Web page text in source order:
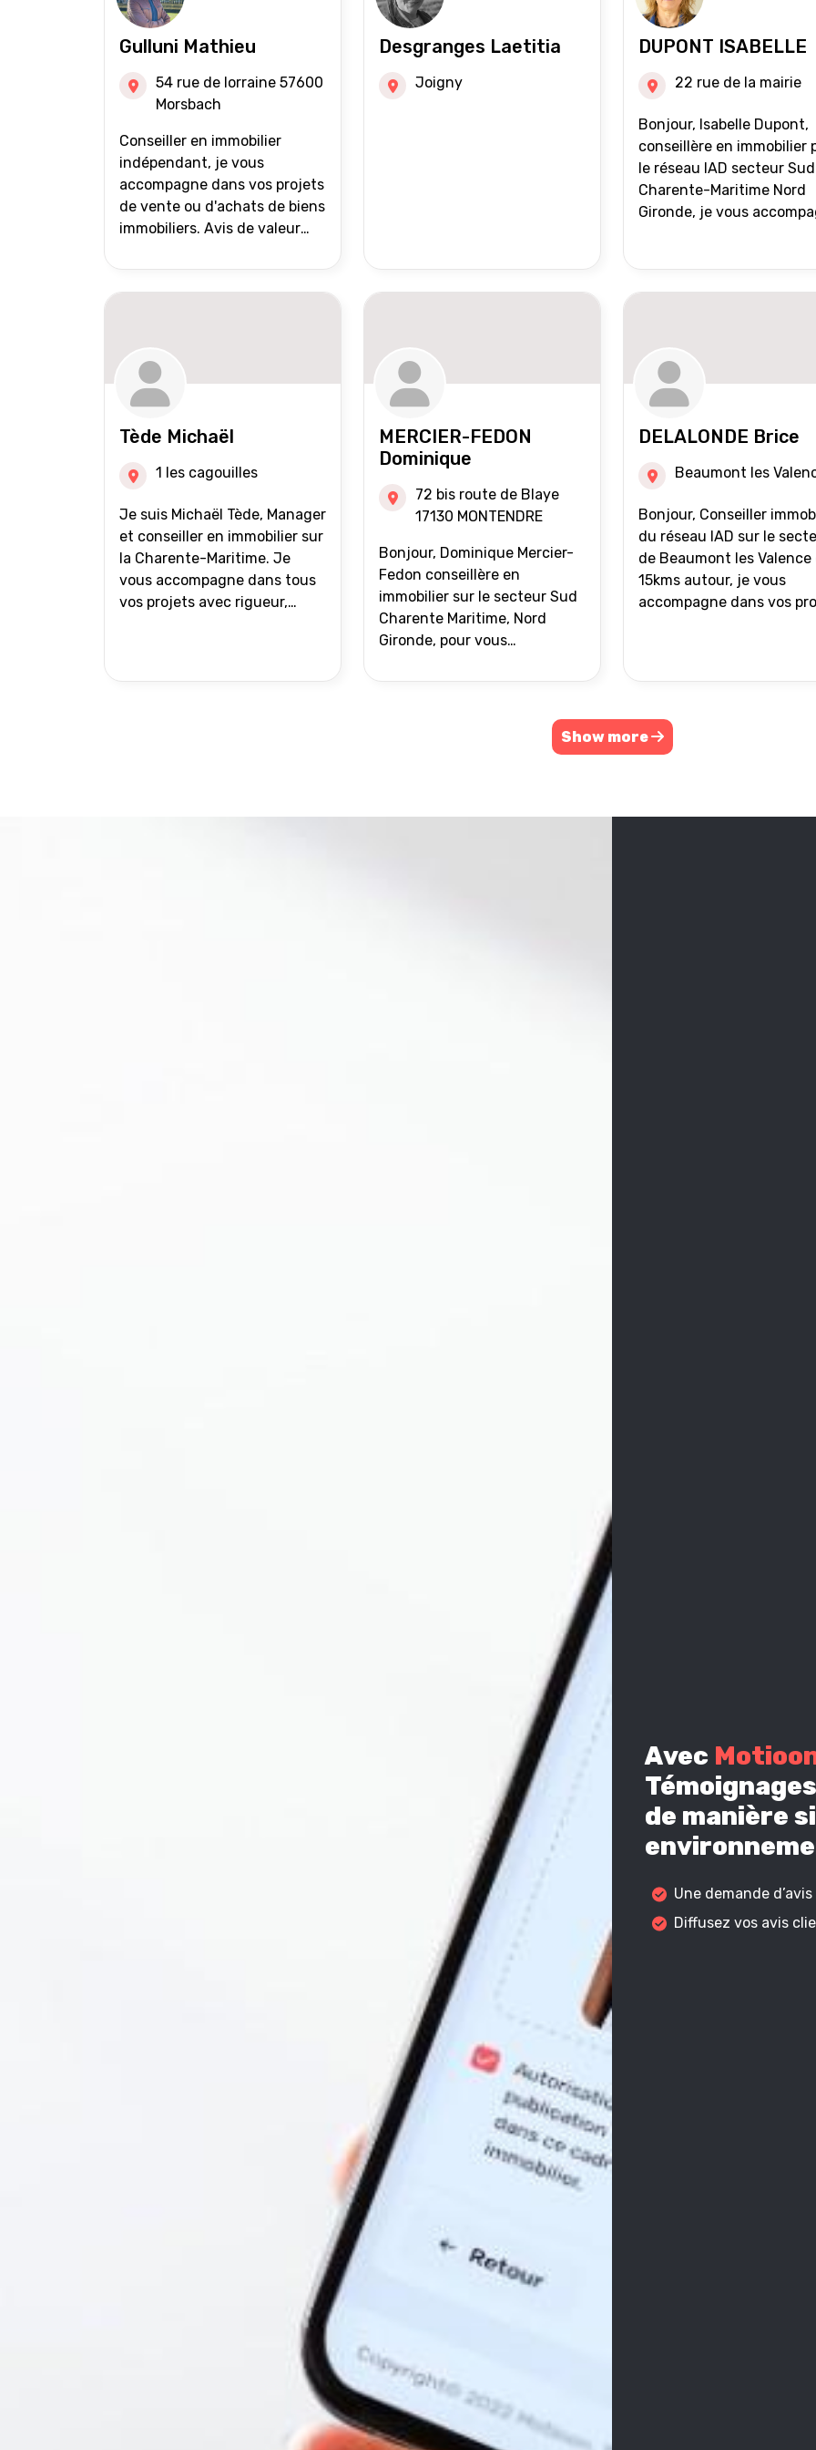
Gulluni Mathieu
54 rue de lorraine 57600
Morsbach
Conseiller en immobilier
indépendant, je vous
accompagne dans vos projets
de vente ou d'achats de biens
immobiliers. Avis de valeur
suivi personnalisés Mise en
avant du bien grâce à des
(niveau national et
international) Validation du
financement des acquéreurs
auprès de partenaires
financiers Portefeuille de
clients acquéreurs travaillé et
Vente en partage grâce au
réseau Iad France et Iad
Deutschland Inter agence
Desgranges Laetitia
Joigny
DUPONT ISABELLE
22 rue de la mairie
Bonjour, Isabelle Dupont,
conseillère en immobilier
le réseau IAD secteur Sud
Charente-Maritime Nord
Gironde, je vous
Tède Michaël
1 les cagouilles
Je suis Michaël Tède, Manager
et conseiller en immobilier sur
la Charente-Maritime. Je
vous accompagne dans tous
vos projets avec rigueur,
MERCIER-FEDON
Dominique
72 bis route de Blaye
17130 MONTENDRE
Bonjour, Dominique Mercier-
Fedon conseillère en
immobilier sur le secteur Sud
Charente Maritime, Nord
Gironde, pour vous
projets immobiliers.
DELALONDE Brice
Beaumont les
Bonjour, Conseiller immobilier
du réseau IAD sur le
de Beaumont les Valence
15kms autour, je vous
accompagne dans vos
Show more
Avec
de manière
Une demande
Diffusez vos avis